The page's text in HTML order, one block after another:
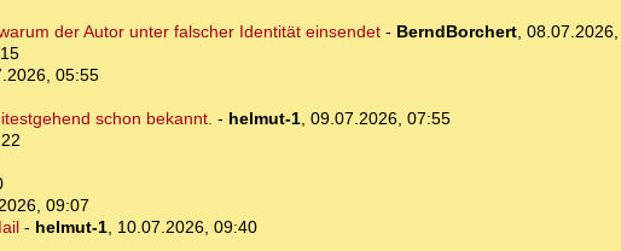
der Autor unter falscher Identität einsendet- BerndBorchert,
05:55
schon bekannt. - helmut-1, 09.07.2026, 07:55
09:07
- helmut-1, 10.07.2026, 09:40